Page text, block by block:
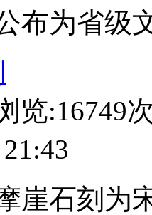
布为省级
览:16749
崖石刻为